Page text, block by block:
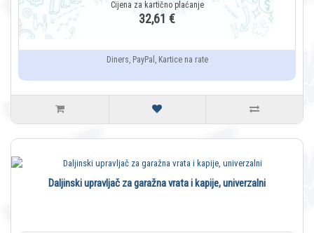
32,61 €
Diners, PayPal, Kartice na rate
Daljinski upravljač za garažna vrata i kapije, univerzalni